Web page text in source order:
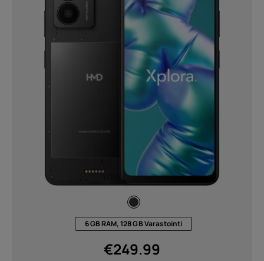
6 GB RAM, 128 GB Varastointi
€249.99